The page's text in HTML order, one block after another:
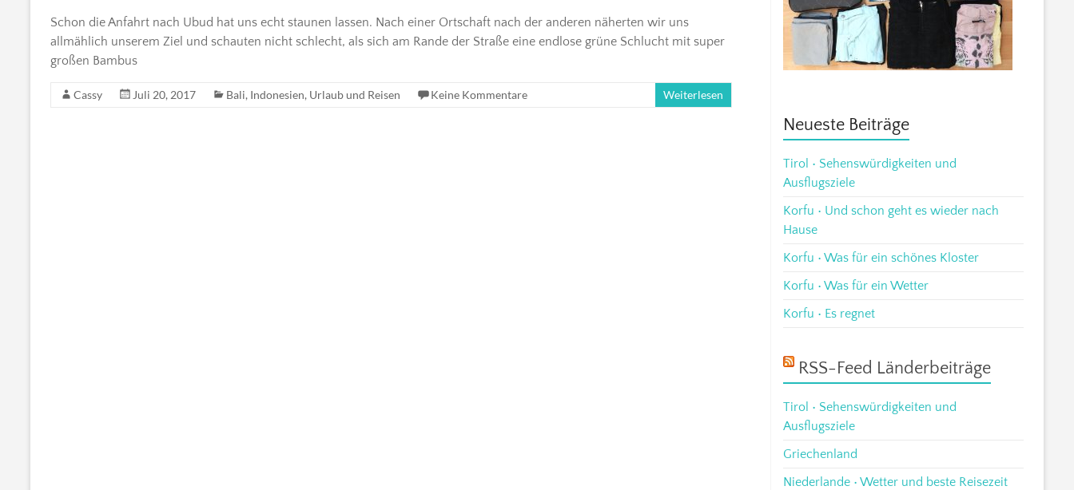
Schon die Anfahrt nach Ubud hat uns echt staunen lassen. Nach einer Ortschaft nach der anderen näherten wir uns
allmählich unserem Ziel und schauten nicht schlecht, als sich am Rande der Straße eine endlose grüne Schlucht mit super
großen Bambus
Cassy Juli 20, 2017 Bali, Indonesien, Urlaub und Reisen Keine Kommentare Weiterlesen
Neueste Beiträge
Tirol • Sehenswürdigkeiten und
Ausflugsziele
Korfu • Und schon geht es wieder nach
Hause
Korfu • Was für ein schönes Kloster
Korfu • Was für ein Wetter
Korfu • Es regnet
RSS-Feed Länderbeiträge
Tirol • Sehenswürdigkeiten und
Ausflugsziele
Griechenland
Niederlande • Wetter und beste Reisezeit